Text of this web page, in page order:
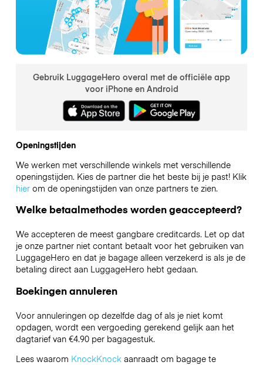
Gebruik LuggageHero overal met de officiële app
voor iPhone en Android
Openingstijden
We werken met verschillende winkels met verschillende
openingstijden. Kies de partner die het beste bij je past! Klik
hierom de openingstijden van onze partners te zien.
Welke betaalmethodes worden geaccepteerd?
We accepteren de meest gangbare creditcards. Let op dat
je onze partner niet contant betaalt voor het gebruiken van
LuggageHero en dat je bagage alleen verzekerd is als je de
betaling direct aan LuggageHero hebt gedaan.
Boekingen annuleren
Voor annuleringen op dezelfde dag of als je niet komt
opdagen, wordt een vergoeding gerekend gelijk aan het
dagtarief van €4.90 per bagagestuk.
Lees waarom KnockKnockaanraadt om bagage te